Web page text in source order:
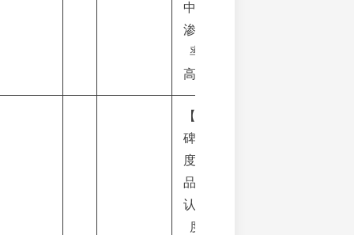
中店
渗透
率
高。
【口
碑维
度】
品牌
认知
度